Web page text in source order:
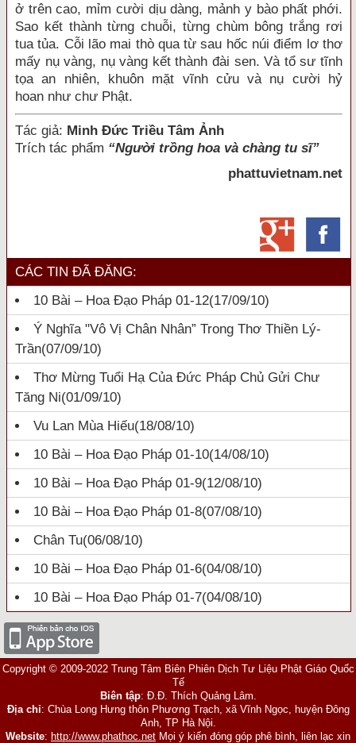
ở trên cao, mỉm cười dịu dàng, mảnh y bào phất phới.
Sao kết thành từng chuỗi, từng chùm bông trắng rơi
tua tủa. Cỗi lão mai thò qua từ sau hốc núi điểm lơ thơ
mấy nụ vàng, nụ vàng kết thànhđài sen. Và tổ sư tĩnh
tọa an nhiên, khuôn mặt vĩnh cửuvà nụ cười hỷ
hoan như chư Phật.
Tác giả: Minh Đức Triều Tâm Ảnh
Trích tác phẩm “Người trồng hoa và chàng tu sĩ”
phattuvietnam.net
CÁC TIN ĐÃ ĐĂNG:
10 Bài – Hoa Đạo Pháp 01-12(17/09/10)
Ý Nghĩa "Vô Vị Chân Nhân” Trong Thơ Thiền Lý-
Trần(07/09/10)
Thơ Mừng Tuổi Hạ Của Đức Pháp Chủ Gửi Chư
Tăng Ni(01/09/10)
Vu Lan Mùa Hiếu(18/08/10)
10 Bài – Hoa Đạo Pháp 01-10(14/08/10)
10 Bài – Hoa Đạo Pháp 01-9(12/08/10)
10 Bài – Hoa Đạo Pháp 01-8(07/08/10)
Chân Tu(06/08/10)
10 Bài – Hoa Đạo Pháp 01-6(04/08/10)
10 Bài – Hoa Đạo Pháp 01-7(04/08/10)
Copyright © 2009-2022 Trung Tâm Biên Phiên Dịch Tư Liệu Phật Giáo Quốc
Tế
Biên tập: Đ.Đ. Thích Quảng Lâm.
Địa chỉ: Chùa Long Hưng thôn Phương Trạch, xã Vĩnh Ngọc, huyện Đông
Anh, TP Hà Nội.
Website: http://www.phathoc.net Mọi ý kiến đóng góp phê bình, liên lạc xin